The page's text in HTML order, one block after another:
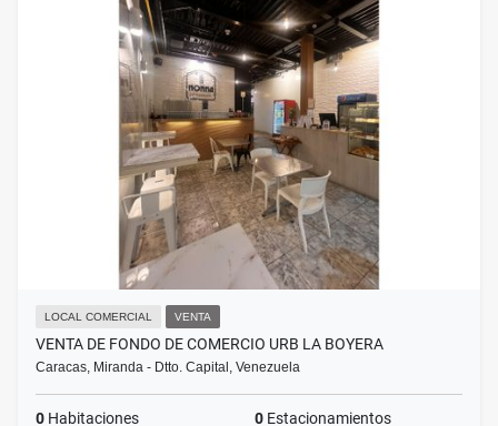
LOCAL COMERCIAL VENTA
VENTA DE FONDO DE COMERCIO URB LA BOYERA
Caracas, Miranda - Dtto. Capital, Venezuela
0 Habitaciones 0 Estacionamientos